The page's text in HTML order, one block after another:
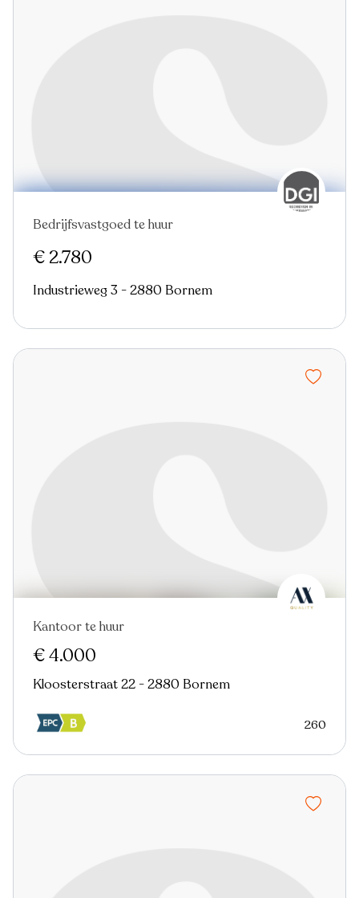
Bedrijfsvastgoed te huur
€ 2.780
Industrieweg 3 - 2880 Bornem
Kantoor te huur
€ 4.000
Kloosterstraat 22 - 2880 Bornem
260